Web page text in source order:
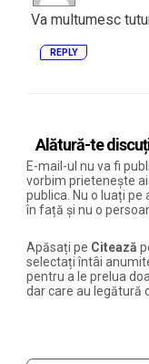
Va multumesc
REPLY
Alătură-te
E-mail-ul nu va fi
vorbim prietenește
publica. Nu o luați
în față și nu o
Apăsați pe Citează
selectați întâi
pentru a le prelua
dar care au legătură